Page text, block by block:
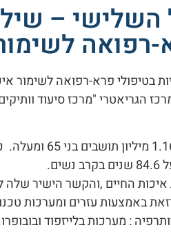
השלישי –
רפואה
בטיפולי פרא-רפואה לשימור
הגריאטרי "מרכז סיעוד
החיים ,והקשר הישיר
באמצעות עזרים ומערכות